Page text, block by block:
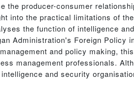
the producer-consumer
into the practical limitations of
the function of intelligence
Administration's Foreign
and policy making,
management professionals.
and security